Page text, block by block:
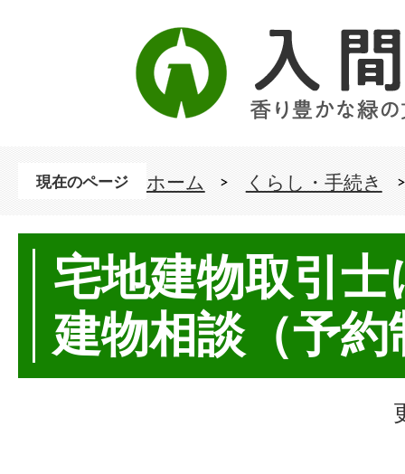
現在のページ ホーム くらし・手続き
宅地建物取引
建物相談（予約